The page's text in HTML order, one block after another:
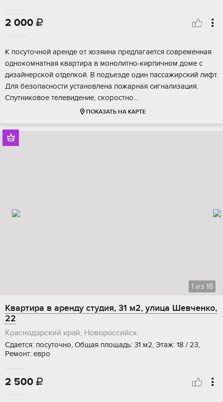
2 000 
К посуточной аренде от хозяина предлагается современная
однокомнатная квартира в монолитно-кирпичном доме с
дизайнерской отделкой. В подъезде один пассажирский лифт.
Для безопасности установлена пожарная сигнализация.
Спутниковое телевидение, скоростно...
ПОКАЗАТЬ НА КАРТЕ
1 из 18
Квартира в аренду студия, 31 м2, улица Шевченко,
22
Краснодарский край, Новороссийск
Сдается: посуточно, Общая площадь: 31 м2, Этаж: 18 / 23,
Ремонт: евро
2 500 